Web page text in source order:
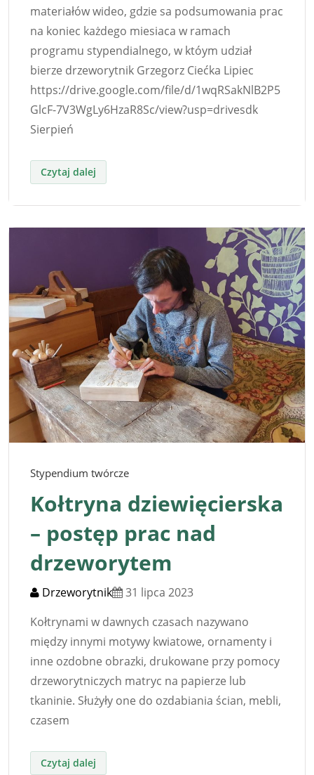
materiałów wideo, gdzie sa podsumowania prac
na koniec każdego miesiaca w ramach
programu stypendialnego, w któym udział
bierze drzeworytnik Grzegorz Ciećka Lipiec
https://drive.google.com/file/d/1wqRSakNlB2P5
GlcF-7V3WgLy6HzaR8Sc/view?usp=drivesdk
Sierpień
Stypendium twórcze
Kołtryna dziewięcierska
– postęp prac nad
drzeworytem
Drzeworytnik
31 lipca 2023
Kołtrynami w dawnych czasach nazywano
między innymi motywy kwiatowe, ornamenty i
inne ozdobne obrazki, drukowane przy pomocy
drzeworytniczych matryc na papierze lub
tkaninie. Służyły one do ozdabiania ścian, mebli,
czasem